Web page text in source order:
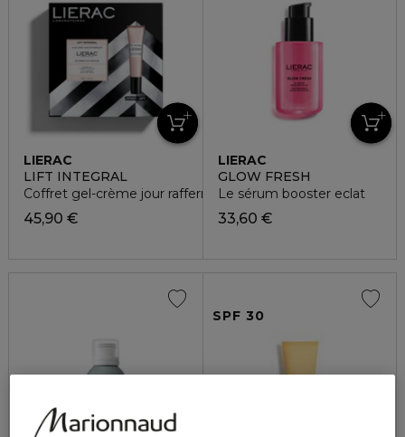
LIERAC
LIFT INTEGRAL
Coffret gel-crème jour raffermissant + soin lift regard
45,90 €
LIERAC
GLOW FRESH
Le sérum booster eclat
33,60 €
SPF 30